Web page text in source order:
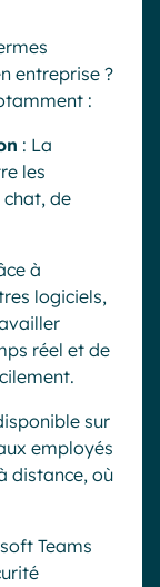
entreprise ?
:
: La
les
de
à
logiciels,
réel et de
sur
employés
distance, où
Teams